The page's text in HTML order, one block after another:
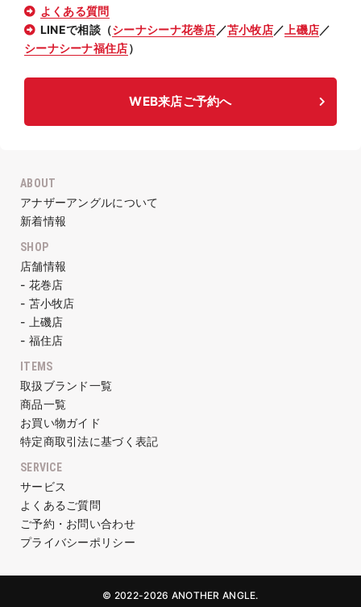
よくある質問
LINEで相談（シーナシーナ花巻店 ／苫小牧店／ 上磯店／
シーナシーナ福住店）
WEB来店ご予約へ
ABOUT
アナザーアングルについて
新着情報
SHOP
店舗情報
- 花巻店
- 苫小牧店
- 上磯店
- 福住店
ITEMS
取扱ブランド一覧
商品一覧
お買い物ガイド
特定商取引法に基づく表記
SERVICE
サービス
よくあるご質問
ご予約・お問い合わせ
プライバシーポリシー
© 2022-2026 ANOTHER ANGLE.